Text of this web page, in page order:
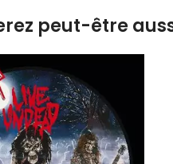
peut-être